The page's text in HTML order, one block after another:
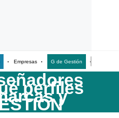
Empresas G de Gestión